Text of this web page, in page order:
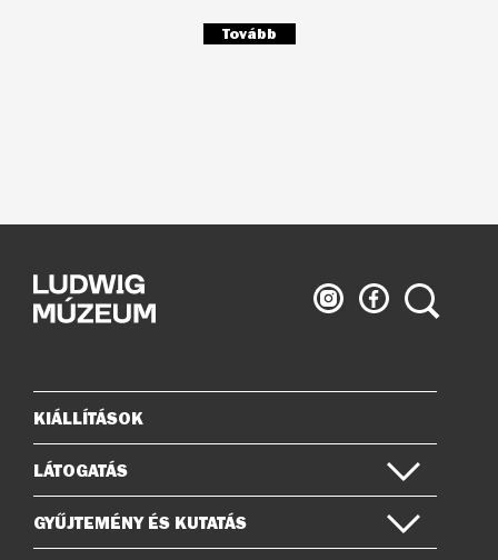
Tovább
Ludwig
Múzeum
Ludwig
Múzeum
Keresés
Oldaltérkép
KIÁLLÍTÁSOK
LÁTOGATÁS
GYŰJTEMÉNY ÉS KUTATÁS